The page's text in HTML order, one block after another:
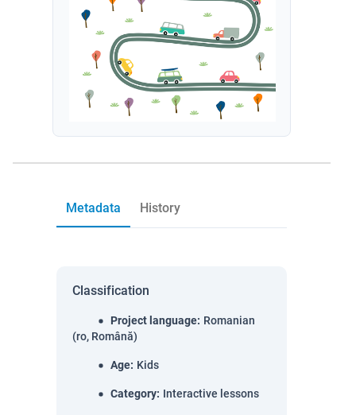
Metadata History
Classification
Project language: Romanian
(ro, Română)
Age: Kids
Category: Interactive lessons